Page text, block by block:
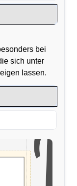
bei
sich unter
lassen.